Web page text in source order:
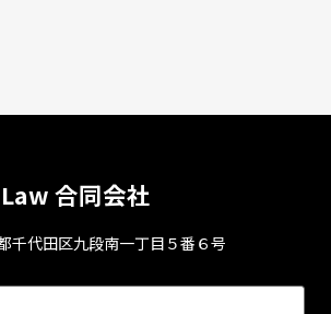
合同会社
代⽥区九段南⼀丁⽬５番６号